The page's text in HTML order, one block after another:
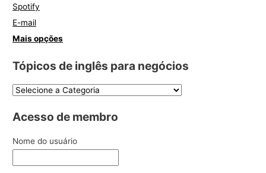
Spotify
E-mail
Mais opções
Tópicos de inglês para negócios
Acesso de membro
Nome do usuário